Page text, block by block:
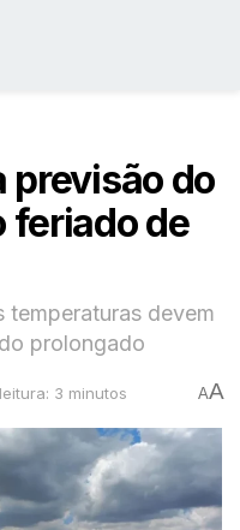
previsão do
feriado de
temperaturas devem
prolongado
3 minutos AA